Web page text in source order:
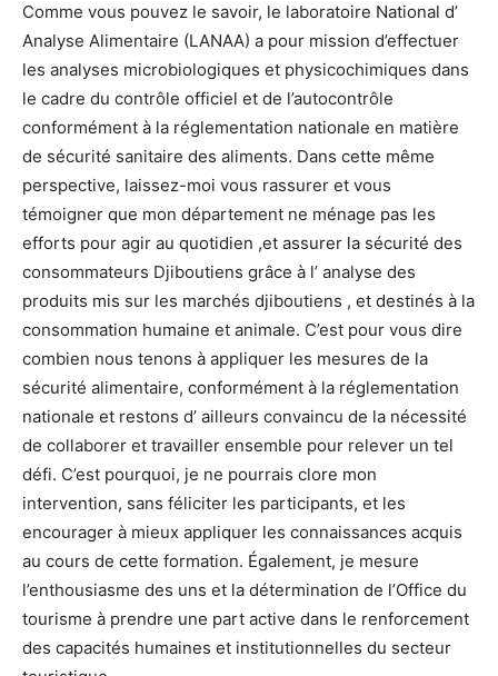
Comme vous pouvez le savoir, le laboratoire National d’
Analyse Alimentaire (LANAA) a pour mission d’effectuer
les analyses microbiologiques et physicochimiques dans
le cadre du contrôle officiel et de l’autocontrôle
conformément à la réglementation nationale en matière
de sécurité sanitaire des aliments. Dans cette même
perspective, laissez-moi vous rassurer et vous
témoigner que mon département ne ménage pas les
efforts pour agir au quotidien ,et assurer la sécurité des
consommateurs Djiboutiens grâce à l’ analyse des
produits mis sur les marchés djiboutiens , et destinés à la
consommation humaine et animale. C’est pour vous dire
combien nous tenons à appliquer les mesures de la
sécurité alimentaire, conformément à la réglementation
nationale et restons d’ ailleurs convaincu de la nécessité
de collaborer et travailler ensemble pour relever un tel
défi. C’est pourquoi, je ne pourrais clore mon
intervention, sans féliciter les participants, et les
encourager à mieux appliquer les connaissances acquis
au cours de cette formation. Également, je mesure
l’enthousiasme des uns et la détermination de l’Office du
tourisme à prendre une part active dans le renforcement
des capacités humaines et institutionnelles du secteur